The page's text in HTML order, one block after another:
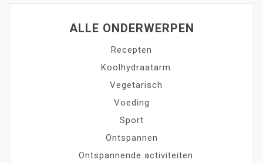
ALLE ONDERWERPEN
Recepten
Koolhydraatarm
Vegetarisch
Voeding
Sport
Ontspannen
Ontspannende activiteiten